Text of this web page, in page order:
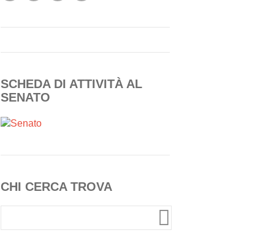
SCHEDA DI ATTIVITÀ AL
SENATO
CHI CERCA TROVA